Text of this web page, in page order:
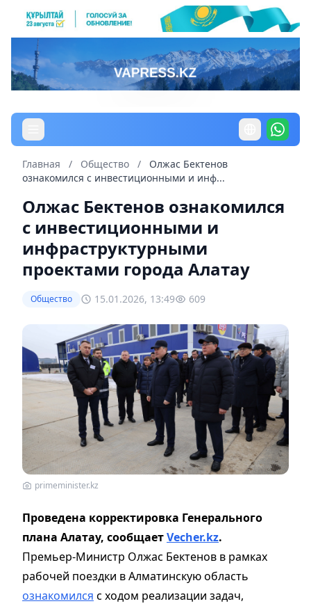
Главная / Общество /
Олжас Бектенов
ознакомился с инвестиционными и инф...
Олжас Бектенов ознакомился
с инвестиционными и
инфраструктурными
проектами города Алатау
Общество 15.01.2026, 13:49 609
primeminister.kz
Проведена корректировка Генерального
плана Алатау, сообщаетVecher.kz.
Премьер-Министр Олжас Бектенов в рамках
рабочей поездки в Алматинскую область
ознакомился с ходом реализации задач,